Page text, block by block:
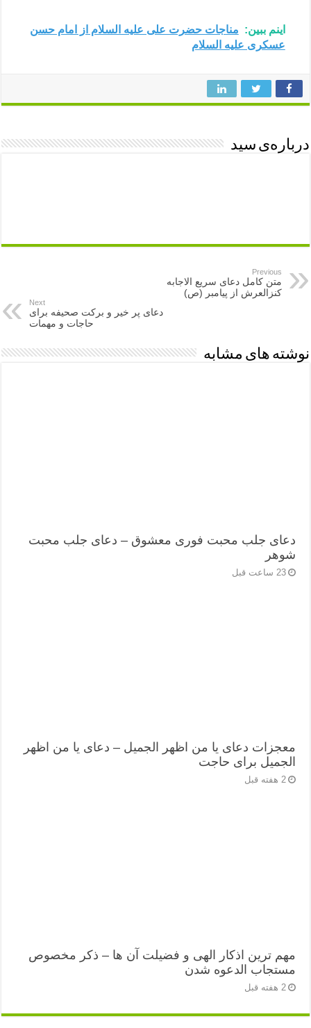
اینم ببین: مناجات حضرت علی علیه السلام از امام حسن
عسکری علیه السلام
درباره‌ی سید
Previous
متن کامل دعای سریع الاجابه
کنزالعرش از پیامبر (ص)
Next
دعای پر خیر و برکت صحیفه برای
حاجات و مهمات
نوشته های مشابه
دعای جلب محبت فوری معشوق – دعای جلب محبت
شوهر
23 ساعت قبل
معجزات دعای یا من اظهر الجمیل – دعای یا من اظهر
الجمیل برای حاجت
2 هفته قبل
مهم ترین اذکار الهی و فضیلت آن ها – ذکر مخصوص
مستجاب الدعوه شدن
2 هفته قبل